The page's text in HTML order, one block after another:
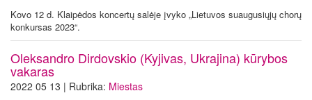
Kovo 12 d. Klaipėdos koncertų salėje įvyko „Lietuvos suaugusiųjų chorų
konkursas 2023“.
Oleksandro Dirdovskio (Kyjivas, Ukrajina) kūrybos
vakaras
2022 05 13 | Rubrika: Miestas